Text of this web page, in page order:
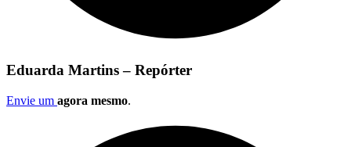
Eduarda Martins – Repórter
Envie um agora mesmo.